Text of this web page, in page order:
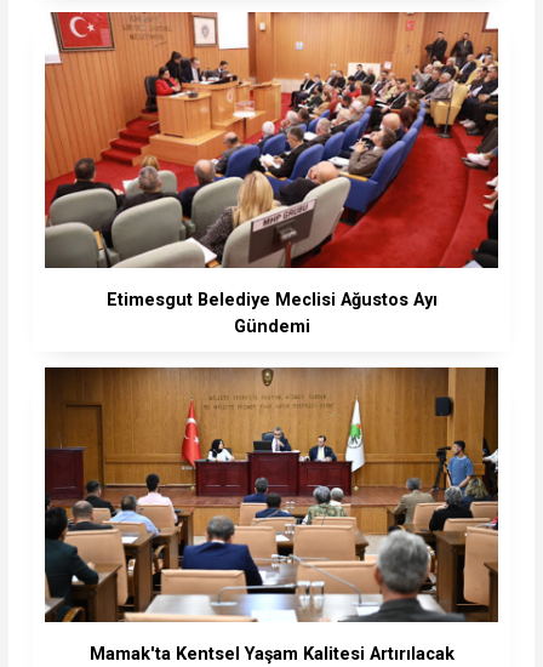
Etimesgut Belediye Meclisi Ağustos Ayı
Gündemi
Mamak'ta Kentsel Yaşam Kalitesi Artırılacak